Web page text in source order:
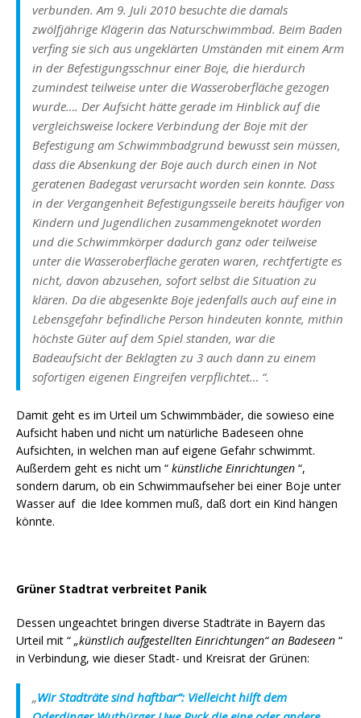
verbunden. Am 9. Juli 2010 besuchte die damals
zwölfjährige Klägerin das Naturschwimmbad. Beim Baden
verfing sie sich aus ungeklärten Umständen mit einem Arm
in der Befestigungsschnur einer Boje, die hierdurch
zumindest teilweise unter die Wasseroberfläche gezogen
wurde…. Der Aufsicht hätte gerade im Hinblick auf die
vergleichsweise lockere Verbindung der Boje mit der
Befestigung am Schwimmbadgrund bewusst sein müssen,
dass die Absenkung der Boje auch durch einen in Not
geratenen Badegast verursacht worden sein konnte. Dass
in der Vergangenheit Befestigungsseile bereits häufiger von
Kindern und Jugendlichen zusammengeknotet worden
und die Schwimmkörper dadurch ganz oder teilweise
unter die Wasseroberfläche geraten waren, rechtfertigte es
nicht, davon abzusehen, sofort selbst die Situation zu
klären. Da die abgesenkte Boje jedenfalls auch auf eine in
Lebensgefahr befindliche Person hindeuten konnte, mithin
höchste Güter auf dem Spiel standen, war die
Badeaufsicht der Beklagten zu 3 auch dann zu einem
sofortigen eigenen Eingreifen verpflichtet… “.
Damit geht es im Urteil um Schwimmbäder, die sowieso eine
Aufsicht haben und nicht um natürliche Badeseen ohne
Aufsichten, in welchen man auf eigene Gefahr schwimmt.
Außerdem geht es nicht um “ künstliche Einrichtungen “,
sondern darum, ob ein Schwimmaufseher bei einer Boje unter
Wasser auf die Idee kommen muß, daß dort ein Kind hängen
könnte.
Grüner Stadtrat verbreitet Panik
Dessen ungeachtet bringen diverse Stadträte in Bayern das
Urteil mit “ „künstlich aufgestellten Einrichtungen“ an Badeseen “
in Verbindung, wie dieser Stadt- und Kreisrat der Grünen:
„Wir Stadträte sind haftbar“: Vielleicht hilft dem